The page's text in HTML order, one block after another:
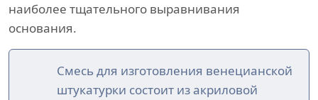
наиболее тщательного выравнивания
основания.
Смесь для изготовления венецианской
штукатурки состоит из акриловой